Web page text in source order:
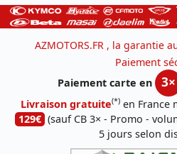
AZMOTORS.FR , la garantie
Paiement
Paiement carte en
3×
Livraison gratuite(*) en France
129€ (sauf CB 3× - Promo -
5 jours selon